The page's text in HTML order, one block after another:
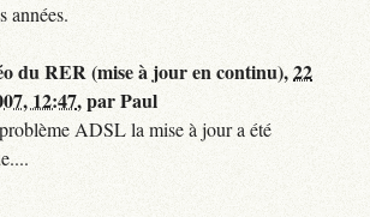
années.
du RER (mise à jour en continu),22
12:47,parPaul
ADSL la mise à jour a été